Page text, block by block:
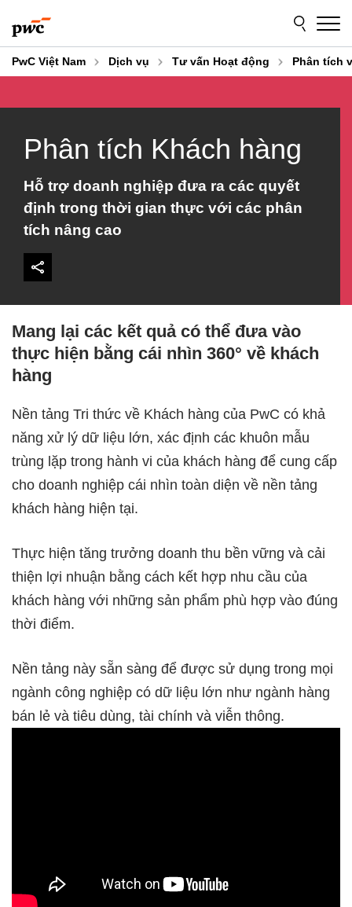
PwC Việt Nam Dịch vụ Tư vấn Hoạt động Phân tích
Phân tích Khách hàng
Hỗ trợ doanh nghiệp đưa ra các quyết
định trong thời gian thực với các phân
tích nâng cao
Mang lại các kết quả có thể đưa vào
thực hiện bằng cái nhìn 360° về khách
hàng
Nền tảng Tri thức về Khách hàng của PwC có khả
năng xử lý dữ liệu lớn, xác định các khuôn mẫu
trùng lặp trong hành vi của khách hàng để cung cấp
cho doanh nghiệp cái nhìn toàn diện về nền tảng
khách hàng hiện tại.
Thực hiện tăng trưởng doanh thu bền vững và cải
thiện lợi nhuận bằng cách kết hợp nhu cầu của
khách hàng với những sản phẩm phù hợp vào đúng
thời điểm.
Nền tảng này sẵn sàng để được sử dụng trong mọi
ngành công nghiệp có dữ liệu lớn như ngành hàng
bán lẻ và tiêu dùng, tài chính và viễn thông.